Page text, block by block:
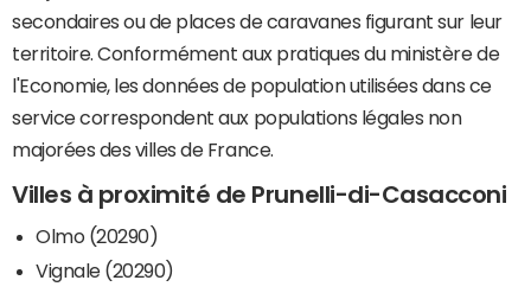
secondaires ou de places de caravanes figurant sur leur
territoire. Conformément aux pratiques du ministère de
l'Economie, les données de population utilisées dans ce
service correspondent aux populations légales non
majorées des villes de France.
Villes à proximité de Prunelli-di-Casacconi
Olmo (20290)
Vignale (20290)